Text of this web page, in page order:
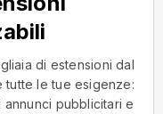
di estensioni dal
tutte le tue esigenze:
pubblicitari e